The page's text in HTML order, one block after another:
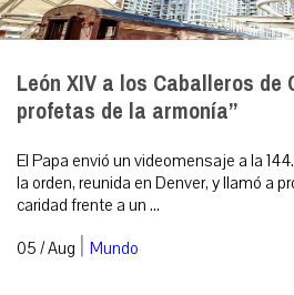
León XIV a los Caballeros de
profetas de la armonía”
El Papa envió un videomensaje a la
la orden, reunida en Denver, y llamó a
caridad frente a un ...
05 / Aug | Mundo